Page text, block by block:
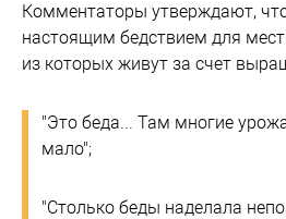
Комментаторы утверждают,
настоящим бедствием для
из которых живут за счет
"Это беда... Там многие
мало";
"Столько беды наделала